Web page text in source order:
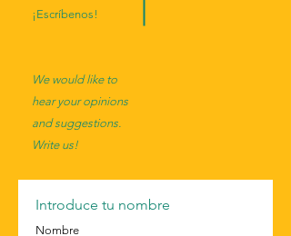
¡Escríbenos!
We would like to
hear your opinions
and suggestions.
Write us!
Introduce tu nombre